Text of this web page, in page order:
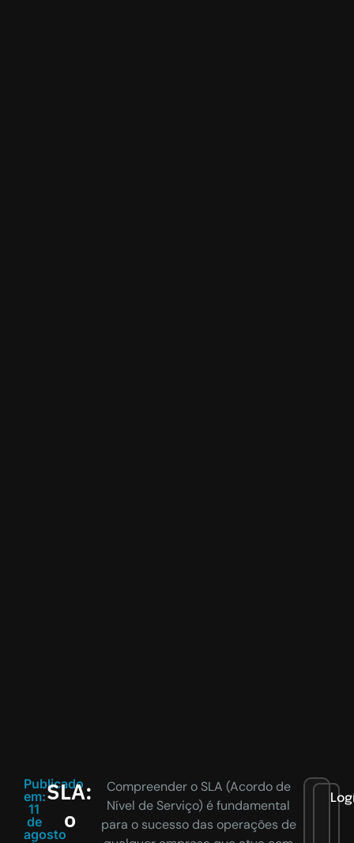
Publicado
em:
11
de
agosto
SLA:
o
Compreender o SLA (Acordo de
Nível de Serviço) é fundamental
para o sucesso das operações de